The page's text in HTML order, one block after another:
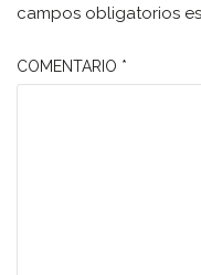
campos obligatorios
COMENTARIO *